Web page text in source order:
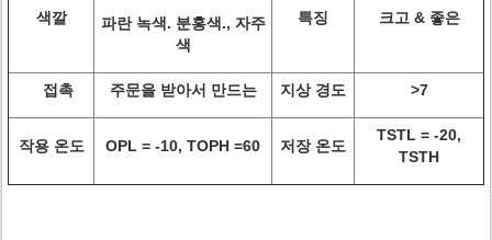
색깔
파란 녹색. 분홍색., 자주
색
특징 크고 & 좋은
접촉 주문을 받아서 만드는 지상 경도 >7
작용 온도 OPL = -10, TOPH =60 저장 온도
TSTL = -20,
TSTH